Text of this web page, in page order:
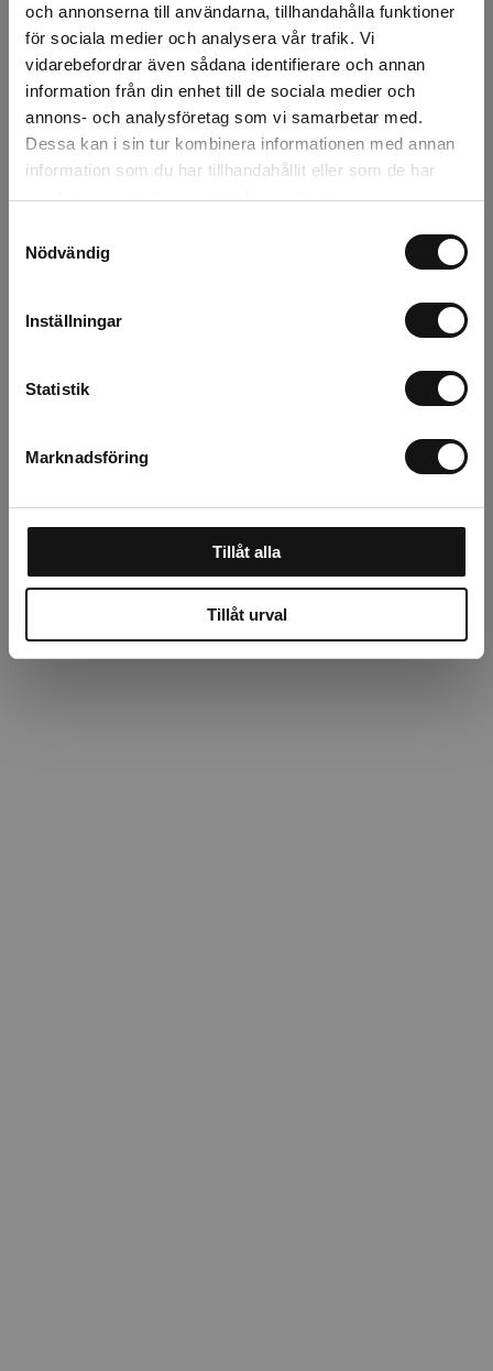
och annonserna till användarna, tillhandahålla funktioner
för sociala medier och analysera vår trafik. Vi
vidarebefordrar även sådana identifierare och annan
information från din enhet till de sociala medier och
annons- och analysföretag som vi samarbetar med.
Dessa kan i sin tur kombinera informationen med annan
information som du har tillhandahållit eller som de har
samlat in när du har använt deras tjänster.
Nödvändig
Inställningar
Statistik
Marknadsföring
Tillåt alla
Tillåt urval
Snabba leveranser
Kvalitetsprodukter
Över 30 år i branschen!
Lagerstatus
Årsta 14 st
Uppsala